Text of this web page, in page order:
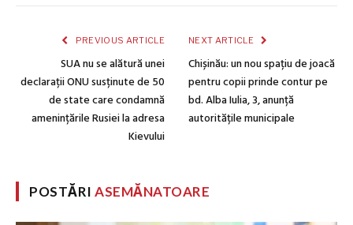
PREVIOUS ARTICLE
SUA nu se alătură unei
declarații ONU susținute de 50
de state care condamnă
amenințările Rusiei la adresa
Kievului
NEXT ARTICLE
Chișinău: un nou spațiu de joacă
pentru copii prinde contur pe
bd. Alba Iulia, 3, anunță
autoritățile municipale
POSTĂRIASEMĂNATOARE